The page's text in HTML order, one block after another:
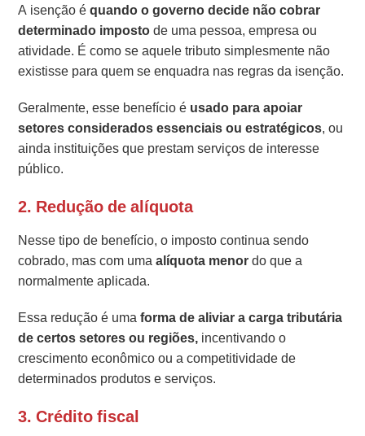
A isenção équando o governo decide não cobrar
determinado impostode uma pessoa, empresa ou
atividade. É como se aquele tributo simplesmente não
existisse para quem se enquadra nas regras da isenção.
Geralmente, esse benefício é usado para apoiar
setores considerados essenciais ou estratégicos, ou
ainda instituições que prestam serviços de interesse
público.
2. Redução de alíquota
Nesse tipo de benefício, o imposto continua sendo
cobrado, mas com umaalíquota menordo que a
normalmente aplicada.
Essa redução é umaforma de aliviar a carga tributária
de certos setores ou regiões, incentivando o
crescimento econômico ou a competitividade de
determinados produtos e serviços.
3.Crédito fiscal